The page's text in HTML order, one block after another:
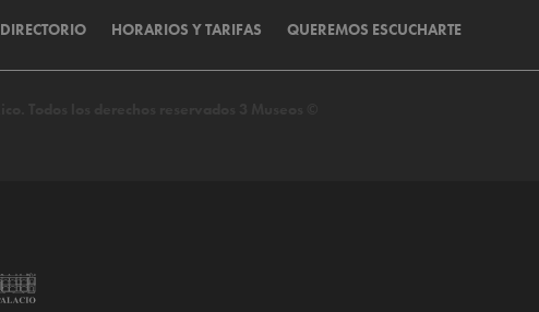
DIRECTORIO HORARIOS Y TARIFAS QUEREMOS ESCUCHARTE